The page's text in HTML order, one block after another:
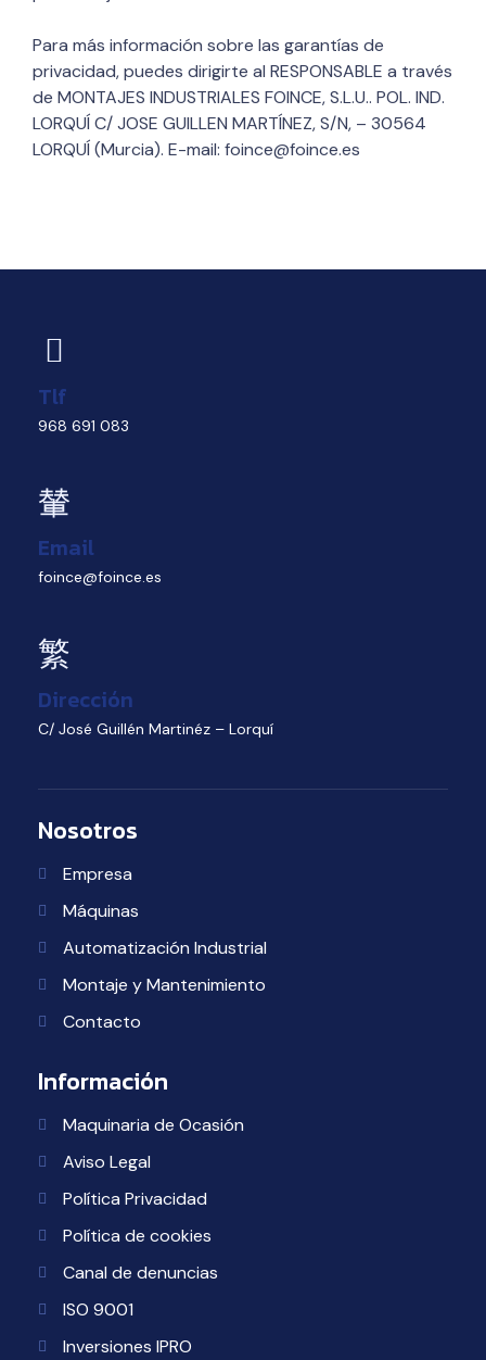
Para más información sobre las garantías de
privacidad, puedes dirigirte al RESPONSABLE a través
de MONTAJES INDUSTRIALES FOINCE, S.L.U.. POL. IND.
LORQUÍ C/ JOSE GUILLEN MARTÍNEZ, S/N, – 30564
LORQUÍ (Murcia). E-mail: foince@foince.es
Tlf
968 691 083
Email
foince@foince.es
Dirección
C/ José Guillén Martinéz – Lorquí
Nosotros
Empresa
Máquinas
Automatización Industrial
Montaje y Mantenimiento
Contacto
Información
Maquinaria de Ocasión
Aviso Legal
Política Privacidad
Política de cookies
Canal de denuncias
ISO 9001
Inversiones IPRO